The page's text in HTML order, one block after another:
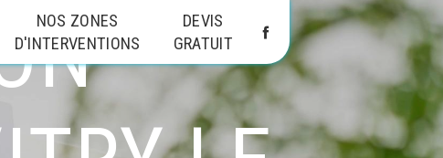
NOS ZONES
D'INTERVENTIONS
DEVIS
GRATUIT